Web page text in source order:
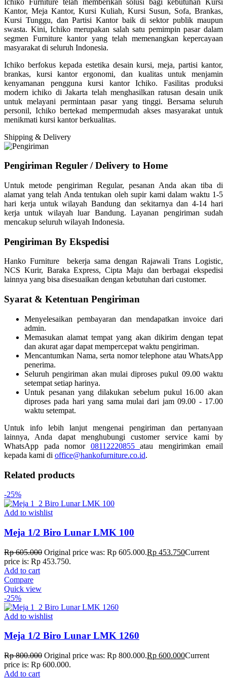
Kantor, Meja Kantor, Kursi Kuliah, Kursi Susun, Sofa, Brankas,
Kursi Tunggu, dan Partisi Kantor baik di sektor publik maupun
swasta. Kini, Ichiko merupakan salah satu pemimpin pasar dalam
segmen Furniture kantor yang telah memenangkan kepercayaan
masyarakat di seluruh Indonesia.
Ichiko berfokus kepada estetika desain kursi, meja, partisi kantor,
brankas, kursi kantor ergonomi, dan kualitas untuk menjamin
kenyamanan pengguna kursi kantor Ichiko. Fasilitas produksi
modern ichiko di Jakarta telah menghasilkan ratusan desain unik
untuk melayani permintaan pasar yang tinggi. Bersama seluruh
personil, Ichiko bertekad mempermudah akses masyarakat untuk
menikmati kursi kantor berkualitas.
Shipping & Delivery
Pengiriman Reguler / Delivery to Home
Untuk metode pengiriman Regular, pesanan Anda akan tiba di
alamat yang telah Anda tentukan oleh supir kami dalam waktu 1-5
hari kerja untuk wilayah Bandung dan sekitarnya dan 4-14 hari
kerja untuk wilayah luar Bandung. Layanan pengiriman sudah
mencakup seluruh wilayah Indonesia.
Pengiriman By Ekspedisi
Hanko Furniture bekerja sama dengan Rajawali Trans Logistic,
NCS Kurir, Baraka Express, Cipta Maju dan berbagai ekspedisi
lainnya yang bisa disesuaikan dengan kebutuhan dari customer.
Syarat & Ketentuan Pengiriman
Menyelesaikan pembayaran dan mendapatkan invoice dari
admin.
Memasukan alamat tempat yang akan dikirim dengan tepat
dan akurat agar dapat mempercepat waktu pengiriman.
Mencantumkan Nama, serta nomor telephone atau WhatsApp
penerima.
Seluruh pengiriman akan mulai diproses pukul 09.00 waktu
setempat setiap harinya.
Untuk pesanan yang dilakukan sebelum pukul 16.00 akan
diproses pada hari yang sama mulai dari jam 09.00 - 17.00
waktu setempat.
Untuk info lebih lanjut mengenai pengiriman dan pertanyaan
lainnya, Anda dapat menghubungi customer service kami by
WhatsApp pada nomor 08112220855 atau mengirimkan email
kepada kami di office@hankofurniture.co.id.
Related products
-25%
Add to wishlist
Meja 1/2 Biro Lunar LMK 100
Rp605.000 Original price was: Rp 605.000.Rp 453.750Current
price is: Rp 453.750.
Add to cart
Compare
Quick view
-25%
Add to wishlist
Meja 1/2 Biro Lunar LMK 1260
Rp800.000 Original price was: Rp 800.000.Rp 600.000Current
price is: Rp 600.000.
Add to cart